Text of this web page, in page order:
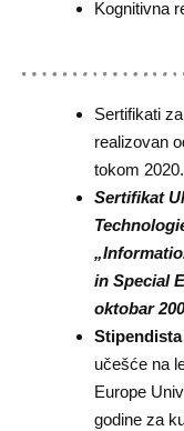
Kognitivna
Sertifikati
realizovan
tokom
Sertifikat
in Special
oktobar
St
učešće na
Europe
godine za